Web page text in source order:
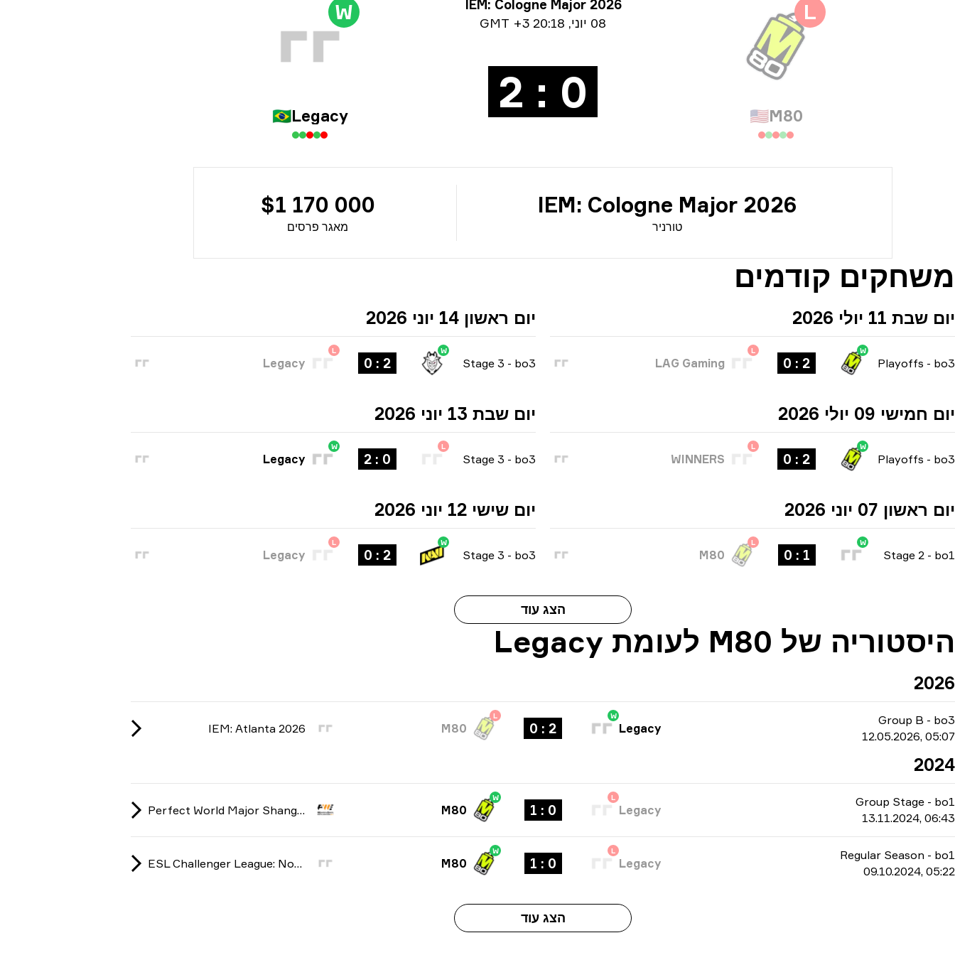
מידע על טורניר
IEM: Cologne Major 2026
Date info08 יוני ,
20:18 GMT +3 L
M80
🇺🇸
0 : 2
W
Legacy
🇧🇷
טורניר
IEM: Cologne Major 2026
מאגר פרסים
$1 170 000
משחקים קודמים
יום שבת 11 יולי 2026
Playoffs - bo3
W
2 : 0
L
LAG Gaming
יום חמישי 09 יולי 2026
Playoffs - bo3
W
2 : 0
L
WINNERS
יום ראשון 07 יוני 2026
Stage 2 - bo1
W
1 : 0
L
M80
יום ראשון 14 יוני 2026
Stage 3 - bo3
W
2 : 0
L
Legacy
יום שבת 13 יוני 2026
Stage 3 - bo3
L
0 : 2
W
Legacy
יום שישי 12 יוני 2026
Stage 3 - bo3
W
2 : 0
L
Legacy
הצג עוד
היסטוריה של M80 לעומת Legacy
2026
Group B - bo3
12.05.2026, 05:07
W
Legacy
2 : 0
L
M80
IEM: Atlanta 2026
2024
Group Stage - bo1
13.11.2024, 06:43
L
Legacy
0 : 1
W
M80
Perfect World Major Shanghai: American RMR 2024
Regular Season - bo1
09.10.2024, 05:22
L
Legacy
0 : 1
W
M80
ESL Challenger League: North America season 48 2024
הצג עוד